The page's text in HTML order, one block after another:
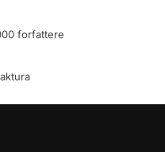
forfattere